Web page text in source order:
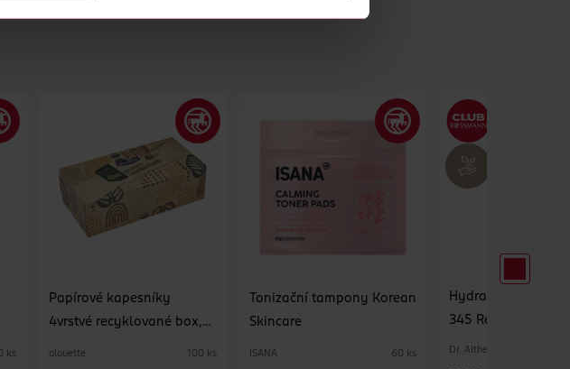
ks
Papírové kapesníky
4vrstvé recyklované box,
alouette 100 ks
Tonizační tampony Korean
Skincare
ISANA 60 ks
Hydratační
345 Relief Cream
Dr. Althea